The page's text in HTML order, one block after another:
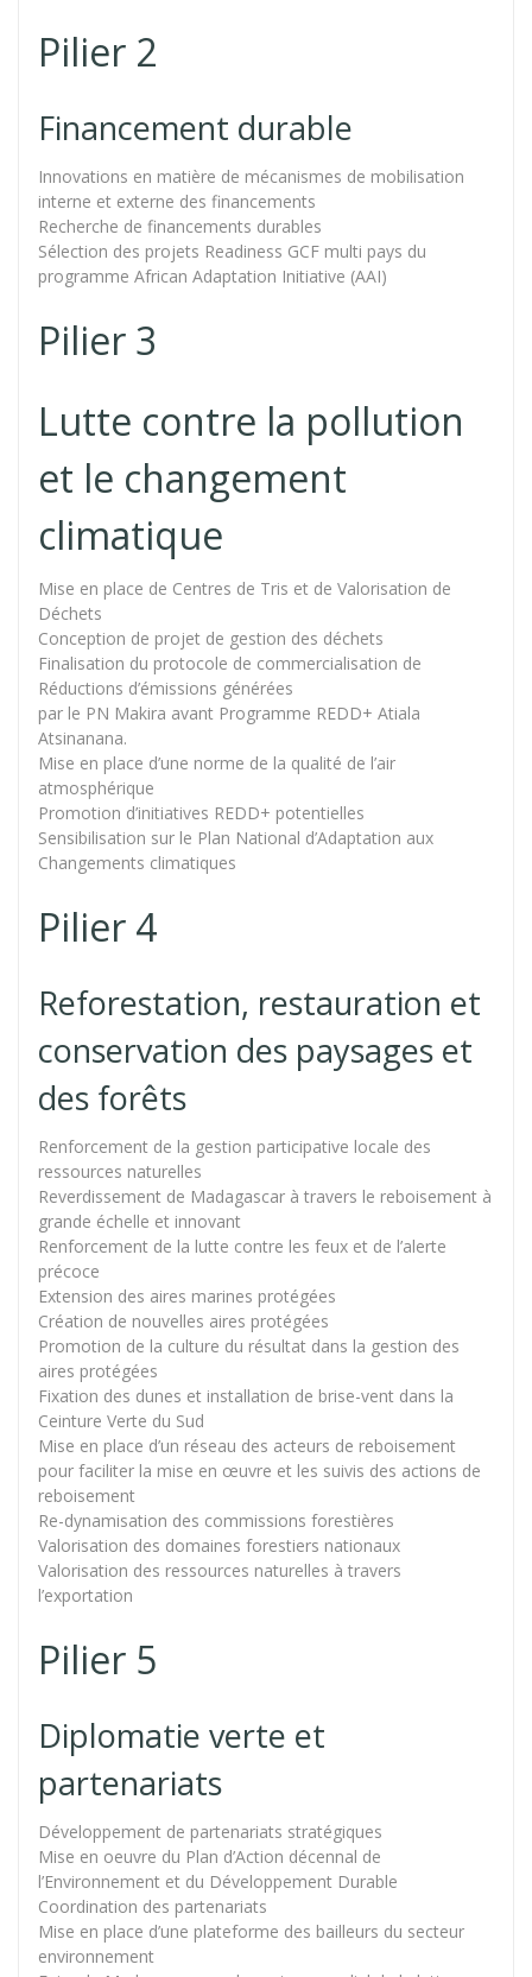
Pilier 2
Financement durable
Innovations en matière de mécanismes de mobilisation
interne et externe des financements
Recherche de financements durables
Sélection des projets Readiness GCF multi pays du
programme African Adaptation Initiative (AAI)
Pilier 3
Lutte contre la pollution
et le changement
climatique
Mise en place de Centres de Tris et de Valorisation de
Déchets
Conception de projet de gestion des déchets
Finalisation du protocole de commercialisation de
Réductions d’émissions générées
par le PN Makira avant Programme REDD+ Atiala
Atsinanana.
Mise en place d’une norme de la qualité de l’air
atmosphérique
Promotion d’initiatives REDD+ potentielles
Sensibilisation sur le Plan National d’Adaptation aux
Changements climatiques
Pilier 4
Reforestation, restauration et
conservation des paysages et
des forêts
Renforcement de la gestion participative locale des
ressources naturelles
Reverdissement de Madagascar à travers le reboisement à
grande échelle et innovant
Renforcement de la lutte contre les feux et de l’alerte
précoce
Extension des aires marines protégées
Création de nouvelles aires protégées
Promotion de la culture du résultat dans la gestion des
aires protégées
Fixation des dunes et installation de brise-vent dans la
Ceinture Verte du Sud
Mise en place d’un réseau des acteurs de reboisement
pour faciliter la mise en œuvre et les suivis des actions de
reboisement
Re-dynamisation des commissions forestières
Valorisation des domaines forestiers nationaux
Valorisation des ressources naturelles à travers
l’exportation
Pilier 5
Diplomatie verte et
partenariats
Développement de partenariats stratégiques
Mise en oeuvre du Plan d’Action décennal de
l’Environnement et du Développement Durable
Coordination des partenariats
Mise en place d’une plateforme des bailleurs du secteur
environnement